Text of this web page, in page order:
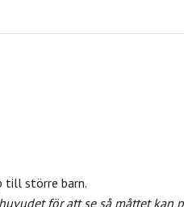
till större barn.
för att se så måttet kan